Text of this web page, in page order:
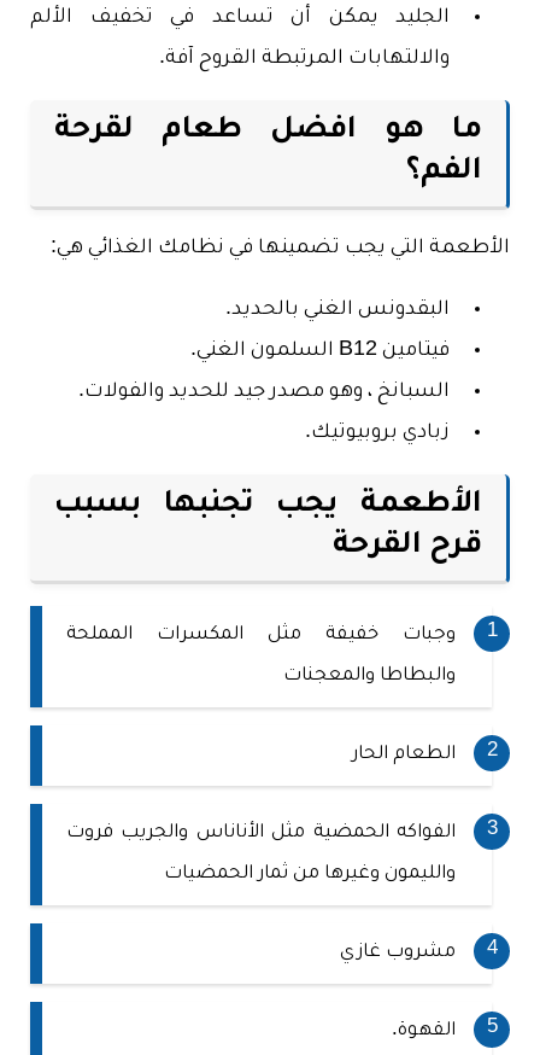
الجليد يمكن أن تساعد في تخفيف الألم
والالتهابات المرتبطة القروح آفة.
ما هو افضل طعام لقرحة
الفم؟
الأطعمة التي يجب تضمينها في نظامك الغذائي هي:
البقدونس الغني بالحديد.
فيتامين B12 السلمون الغني.
السبانخ ، وهو مصدر جيد للحديد والفولات.
زبادي بروبيوتيك.
الأطعمة يجب تجنبها بسبب
قرح القرحة
وجبات خفيفة مثل المكسرات المملحة
والبطاطا والمعجنات
الطعام الحار
الفواكه الحمضية مثل الأناناس والجريب فروت
والليمون وغيرها من ثمار الحمضيات
مشروب غازي
القهوة.